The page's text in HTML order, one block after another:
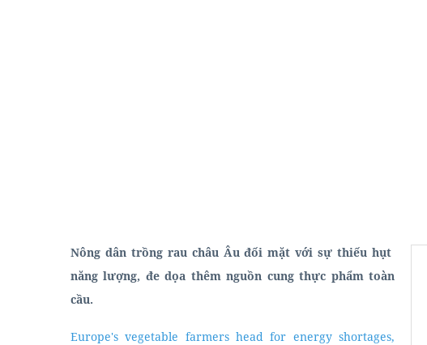
Nông dân trồng rau châu Âu đối mặt với sự thiếu hụt
năng lượng, đe dọa thêm nguồn cung thực phẩm toàn
cầu.
Europe's vegetable farmers head for energy shortages,